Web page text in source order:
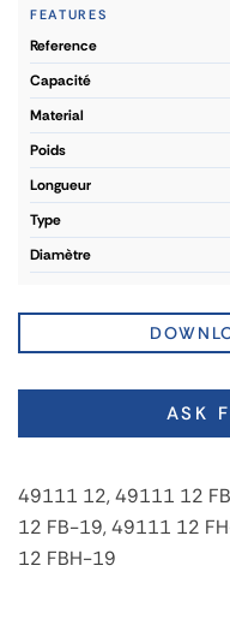
FEATURES
reference
capacité
material
poids
longueur
type
diamètre
ASK
49111 12, 49111 12
12 FB-19, 49111 12
12 FBH-19